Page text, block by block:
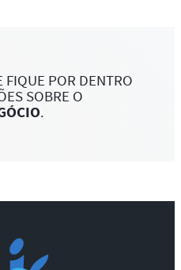
FIQUE POR DENTRO
SOBRE O
.